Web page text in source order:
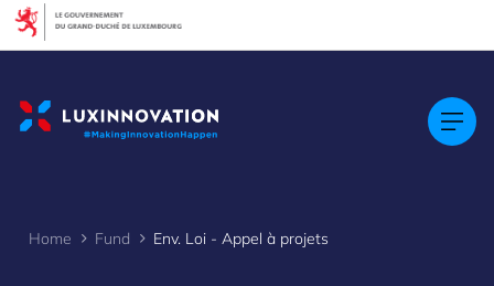
Home Fund Env. Loi - Appel à projets
Cookies management panel